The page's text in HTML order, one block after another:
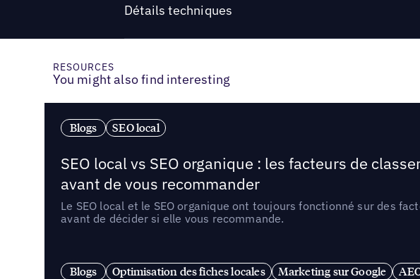
Détails techniques
RESOURCES
You might also find interesting
Blogs SEO local
SEO local vs SEO organique : les facteurs de
avant de vous recommander
Le SEO local et le SEO organique ont toujours fonctionné sur des
avant de décider si elle vous recommande.
Blogs Optimisation des fiches locales Marketing sur Google